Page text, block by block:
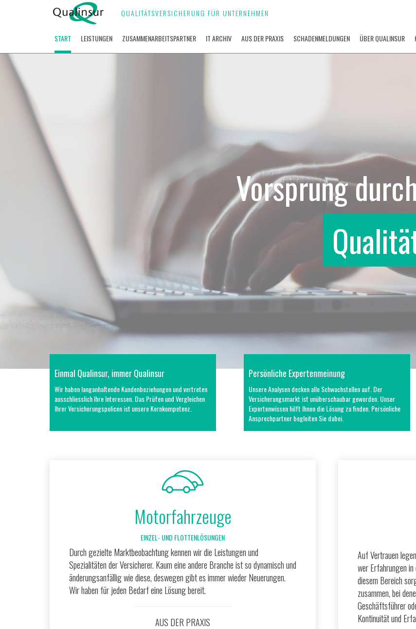
QUALITÄTSVERSICHERUNG FÜR UNTERNEHMEN
START LEISTUNGEN ZUSAMMENARBEITSPARTNER IT ARCHIV AUS DER PRAXIS SCHADENMELDUNGEN ÜBER QUALINSUR
Vorsprung durch
Einmal Qualinsur, immer Qualinsur
Wir haben langanhaltende Kundenbeziehungen und vertreten
ausschliesslich Ihre Interessen. Das Prüfen und Vergleichen
Ihrer Versicherungspolicen ist unsere Kernkompetenz.
Persönliche Expertenmeinung
Unsere Analysen decken alle Schwachstellen auf. Der
Versicherungsmarkt ist unüberschaubar geworden. Unser
Expertenwissen hilft Ihnen die Lösung zu finden. Persönliche
Ansprechpartner begleiten Sie dabei.
Motorfahrzeuge
EINZEL- UND FLOTTENLÖSUNGEN
Durch gezielte Marktbeobachtung kennen wir die Leistungen und
Spezialitäten der Versicherer. Kaum eine andere Branche ist so dynamisch und
änderungsanfällig wie diese, deswegen gibt es immer wieder Neuerungen.
Wir haben für jeden Bedarf eine Lösung bereit.
AUS DER PRAXIS
Auf Vertrauen
wer Erfahrungen
diesem Bereich
zusammen, bei
Geschäftsführer
Kontinuität und